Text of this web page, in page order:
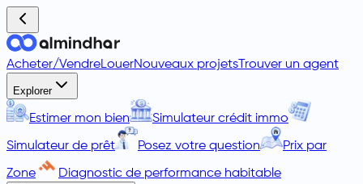
Acheter/VendreLouerNouveaux projets Trouver un agent
Explorer
Estimer mon bien Simulateur crédit immo
Simulateur de prêt Posez votre question Prix par
Zone Diagnostic de performance habitable